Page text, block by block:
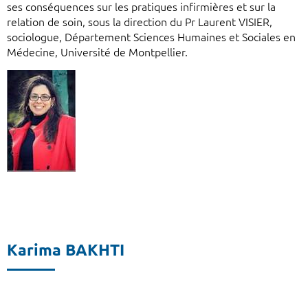
ses conséquences sur les pratiques infirmières et sur la
relation de soin, sous la direction du Pr Laurent VISIER,
sociologue, Département Sciences Humaines et Sociales en
Médecine, Université de Montpellier.
Karima BAKHTI